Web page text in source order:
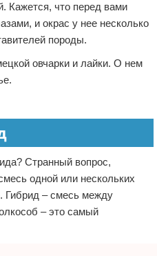
Кажется, что перед вами
и окрас у нее несколько
породы.
овчарки и лайки. О нем
Странный вопрос,
одной или нескольких
Гибрид – смесь между
– это самый